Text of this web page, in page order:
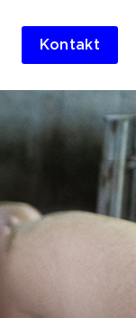
Kontakt